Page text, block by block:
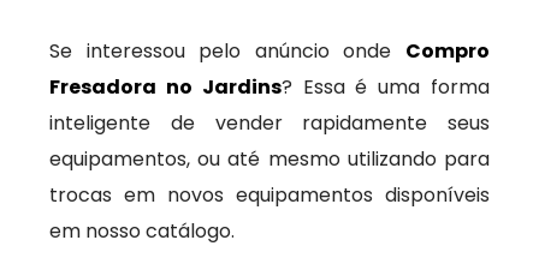
Se interessou pelo anúncio onde Compro
Fresadora no Jardins? Essa é uma forma
inteligente de vender rapidamente seus
equipamentos, ou até mesmo utilizando para
trocas em novos equipamentos disponíveis
em nosso catálogo.